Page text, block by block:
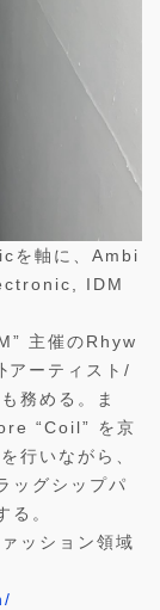
を軸に、Ambi
IDM
主催のRhyw
ーティスト/
務める。ま
“Coil” を京
行いながら、
ッグシップパ
る。
ッション領域